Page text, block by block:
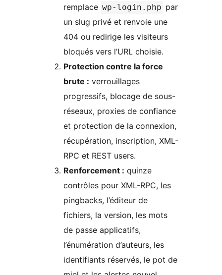
remplace wp-login.php par
un slug privé et renvoie une
404 ou redirige les visiteurs
bloqués vers l’URL choisie.
Protection contre la force
brute : verrouillages
progressifs, blocage de sous-
réseaux, proxies de confiance
et protection de la connexion,
récupération, inscription, XML-
RPC et REST users.
Renforcement : quinze
contrôles pour XML-RPC, les
pingbacks, l’éditeur de
fichiers, la version, les mots
de passe applicatifs,
l’énumération d’auteurs, les
identifiants réservés, le pot de